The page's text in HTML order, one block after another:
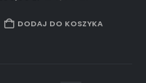
DODAJ DO KOSZYKA